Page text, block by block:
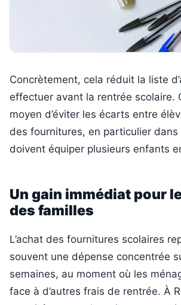
Concrètement, cela réduit la liste
effectuer avant la rentrée scolaire.
moyen d’éviter les écarts entre
des fournitures, en particulier dans
doivent équiper plusieurs enfants
Un gain immédiat pour
des familles
L’achat des fournitures scolaires
souvent une dépense concentrée
semaines, au moment où les
face à d’autres frais de rentrée. À